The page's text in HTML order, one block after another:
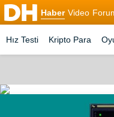
Haber Video
Hız Testi Kripto Para